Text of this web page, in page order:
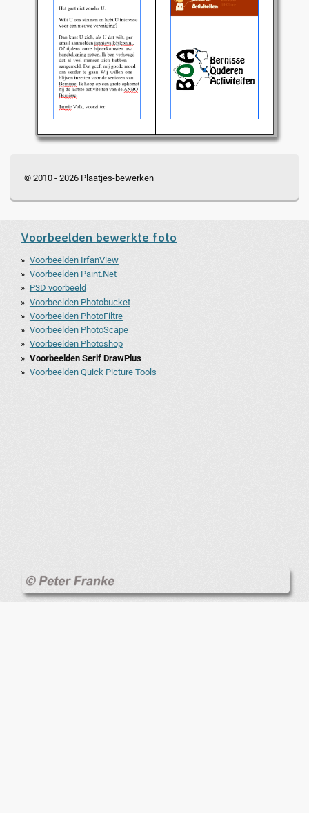
© 2010 - 2026 Plaatjes-bewerken
Voorbeelden bewerkte foto
Voorbeelden IrfanView
Voorbeelden Paint.Net
P3D voorbeeld
Voorbeelden Photobucket
Voorbeelden PhotoFiltre
Voorbeelden PhotoScape
Voorbeelden Photoshop
Voorbeelden Serif DrawPlus
Voorbeelden Quick Picture Tools